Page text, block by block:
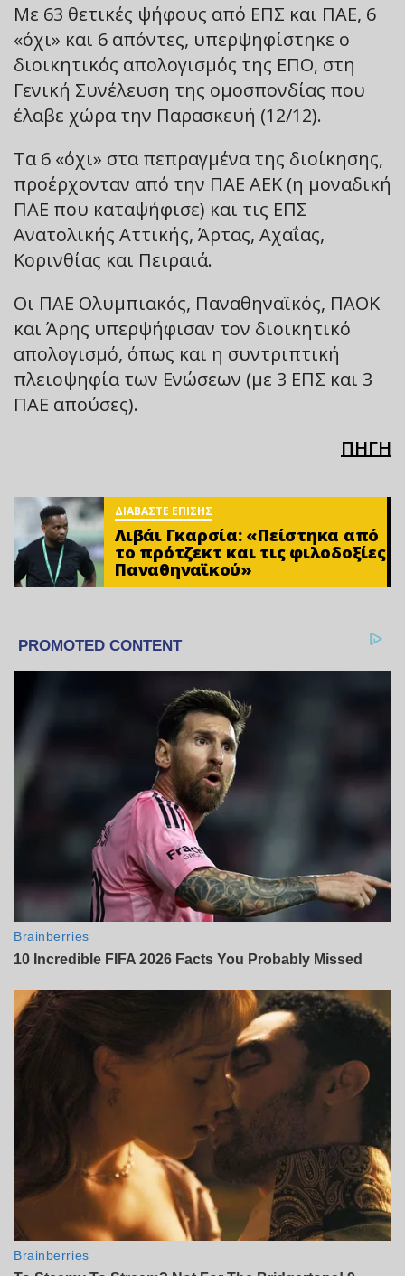
Με 63 θετικές ψήφους από ΕΠΣ και ΠΑΕ, 6
«όχι» και 6 απόντες, υπερψηφίστηκε ο
διοικητικός απολογισμός της ΕΠΟ, στη
Γενική Συνέλευση της ομοσπονδίας που
έλαβε χώρα την Παρασκευή (12/12).
Τα 6 «όχι» στα πεπραγμένα της διοίκησης,
προέρχονταν από την ΠΑΕ ΑΕΚ (η μοναδική
ΠΑΕ που καταψήφισε) και τις ΕΠΣ
Ανατολικής Αττικής, Άρτας, Αχαΐας,
Κορινθίας και Πειραιά.
Οι ΠΑΕ Ολυμπιακός, Παναθηναϊκός, ΠΑΟΚ
και Άρης υπερψήφισαν τον διοικητικό
απολογισμό, όπως και η συντριπτική
πλειοψηφία των Ενώσεων (με 3 ΕΠΣ και 3
ΠΑΕ απούσες).
ΠΗΓΗ
ΔΙΑΒΑΣΤΕ ΕΠΙΣΗΣ
Λιβάι Γκαρσία: «Πείστηκα από
το πρότζεκτ και τις φιλοδοξίες
Παναθηναϊκού»